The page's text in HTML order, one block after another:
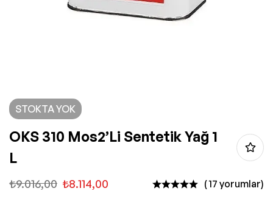
STOKTA YOK
OKS 310 Mos2’li Sentetik Yağ 1
L
₺9.016,00 ₺8.114,00 ( 17 yorumlar)